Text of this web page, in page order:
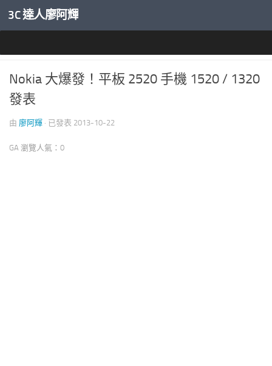
內文下方
3C 達人廖阿輝
Nokia 大爆發！平板 2520 手機 1520 / 1320
發表
由 廖阿輝 · 已發表 2013-10-22
GA 瀏覽人氣：0